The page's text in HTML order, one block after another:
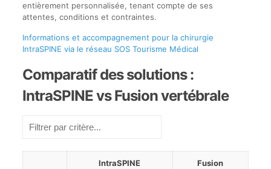
entièrement personnalisée, tenant compte de ses
attentes, conditions et contraintes.
Informations et accompagnement pour la chirurgie
IntraSPINE via le réseau SOS Tourisme Médical
Comparatif des solutions :
IntraSPINE vs Fusion vertébrale
les
IntraSPINE
Fusion